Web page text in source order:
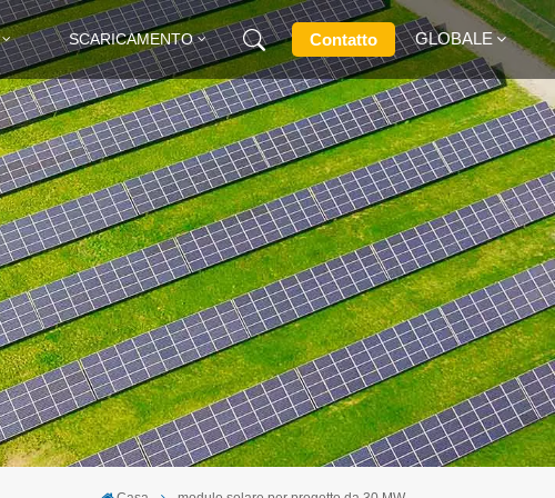
SCARICAMENTO Contatto GLOBALE
English
Français
Deutsch
Русский
Italiano
Español